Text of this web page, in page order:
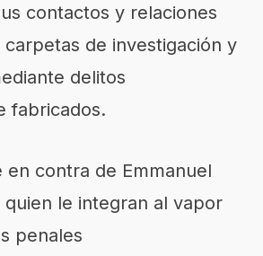
contactos y relaciones
de investigación y
delitos
fabricados.
en contra de Emmanuel
quien le integran al vapor
penales